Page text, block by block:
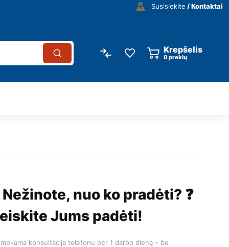
Susisiekite / Kontaktai
Krepšelis
0prekių
Nežinote, nuo ko pradėti? ❓
Jums padėti!
konsultacija telefonu per 1 darbo dieną – be